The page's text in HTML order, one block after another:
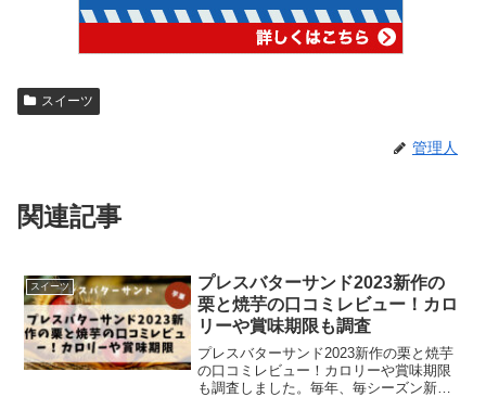
スイーツ
管理人
関連記事
スイーツ
プレスバターサンド2023新作の
栗と焼芋の口コミレビュー！カロ
リーや賞味期限も調査
プレスバターサンド2023新作の栗と焼芋
の口コミレビュー！カロリーや賞味期限
も調査しました。毎年、毎シーズン新し